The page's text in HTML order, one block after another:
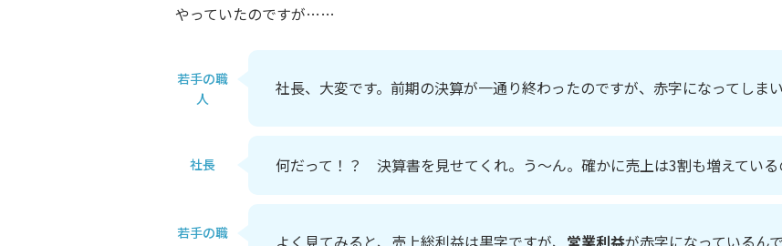
やっていたのですが……
若手の職
人
社長、大変です。前期の決算が一通り終わったのですが、赤字になってしま
社長 何だって！？ 決算書を見せてくれ。う～ん。確かに売上は3割も増えている
若手の職
よく見てみると、売上総利益は黒字ですが、 営業利益が赤字になっているん